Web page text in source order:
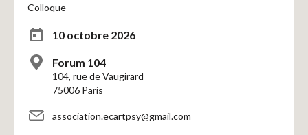
Colloque
10 octobre 2026
Forum 104
104, rue de Vaugirard
75006 Paris
association.ecartpsy@gmail.com